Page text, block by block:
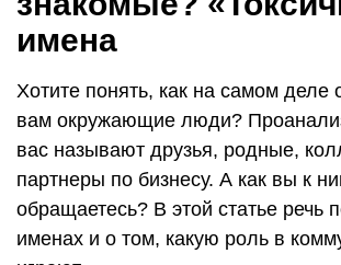
имена
Хотите понять, как на самом деле
вам окружающие люди?
вас называют друзья, родные,
партнеры по бизнесу. А как вы к
обращаетесь? В этой статье речь
именах и о том, какую роль в